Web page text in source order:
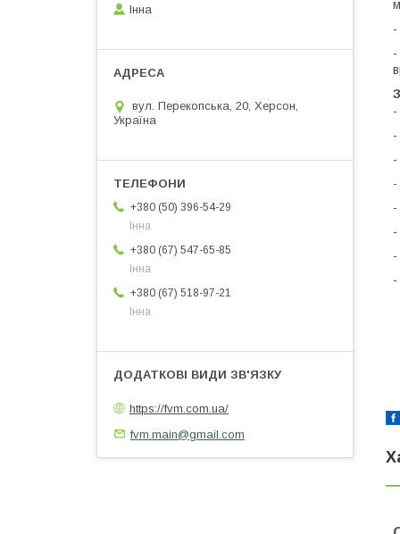
-
-
-
-
-
-
-
-
-
-
Інна
вул. Перекопська, 20, Херсон,
Україна
+380 (50) 396-54-29
Інна
+380 (67) 547-65-85
Інна
+380 (67) 518-97-21
Інна
https://fvm.com.ua/
fvm.main@gmail.com